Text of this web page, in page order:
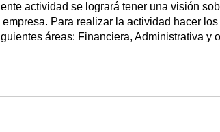
actividad se logrará tener una visión
Para realizar la actividad hacer
áreas: Financiera, Administrativa y